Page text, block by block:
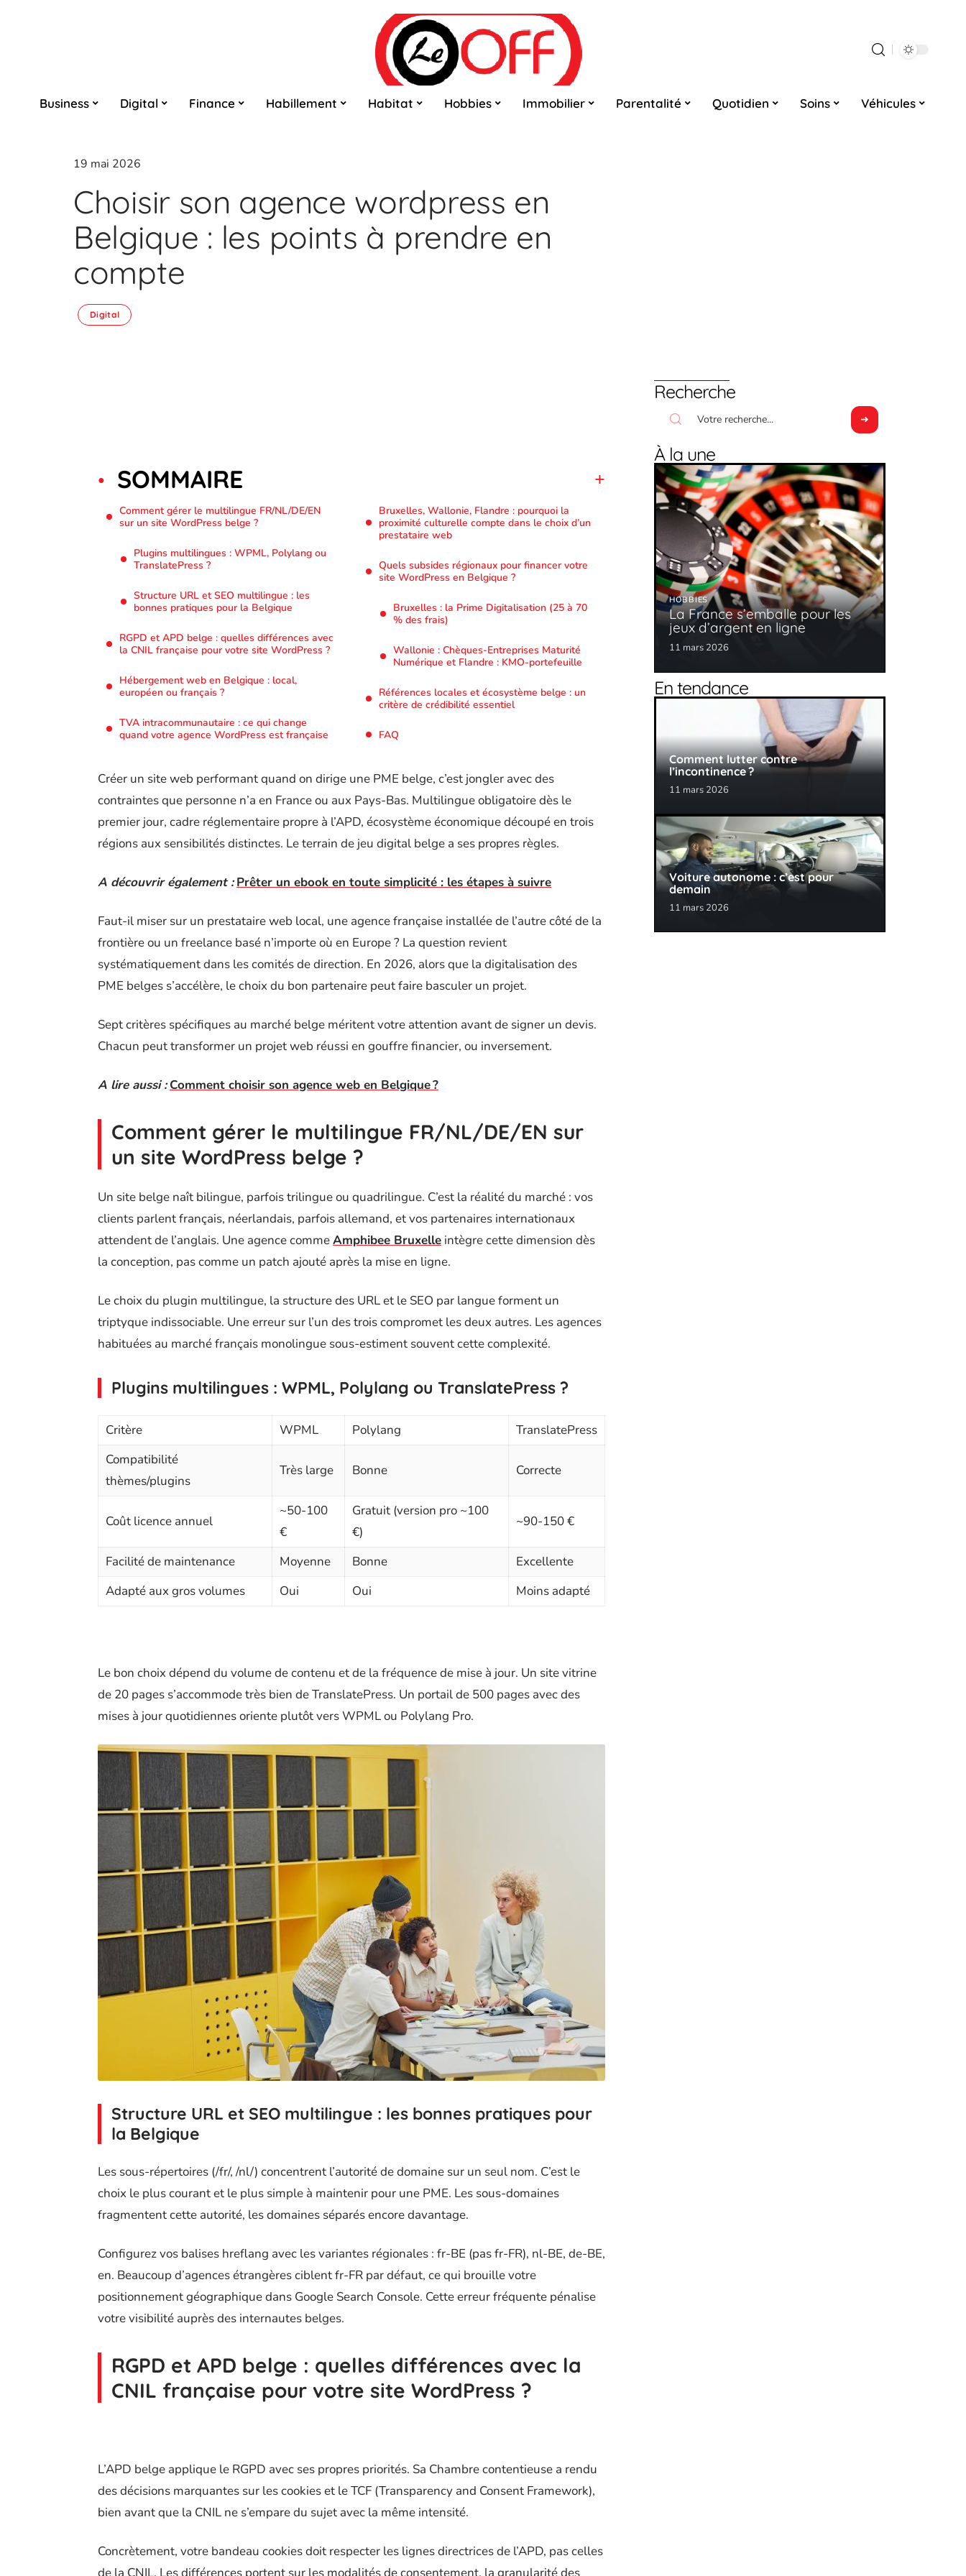
Business Digital Finance Habillement Habitat Hobbies Immobilier Parentalité Quotidien Soins Véhicules
19 mai 2026
Choisir son agence wordpress en
Belgique : les points à prendre en
compte
Digital
SOMMAIRE
Comment gérer le multilingue FR/NL/DE/EN
sur un site WordPress belge ?
Plugins multilingues : WPML, Polylang ou
TranslatePress ?
Structure URL et SEO multilingue : les
bonnes pratiques pour la Belgique
RGPD et APD belge : quelles différences avec
la CNIL française pour votre site WordPress ?
Hébergement web en Belgique : local,
européen ou français ?
TVA intracommunautaire : ce qui change
quand votre agence WordPress est française
Bruxelles, Wallonie, Flandre : pourquoi la
proximité culturelle compte dans le choix d’un
prestataire web
Quels subsides régionaux pour financer votre
site WordPress en Belgique ?
Bruxelles : la Prime Digitalisation (25 à 70
% des frais)
Wallonie : Chèques-Entreprises Maturité
Numérique et Flandre : KMO-portefeuille
Références locales et écosystème belge : un
critère de crédibilité essentiel
FAQ
Créer un site web performant quand on dirige une PME belge, c’est jongler avec des
contraintes que personne n’a en France ou aux Pays-Bas. Multilingue obligatoire dès le
premier jour, cadre réglementaire propre à l’APD, écosystème économique découpé en trois
régions aux sensibilités distinctes. Le terrain de jeu digital belge a ses propres règles.
A découvrir également : Prêter un ebook en toute simplicité : les étapes à suivre
Faut-il miser sur un prestataire web local, une agence française installée de l’autre côté de la
frontière ou un freelance basé n’importe où en Europe ? La question revient
systématiquement dans les comités de direction. En 2026, alors que la digitalisation des
PME belges s’accélère, le choix du bon partenaire peut faire basculer un projet.
Sept critères spécifiques au marché belge méritent votre attention avant de signer un devis.
Chacun peut transformer un projet web réussi en gouffre financier, ou inversement.
A lire aussi : Comment choisir son agence web en Belgique ?
Comment gérer le multilingue FR/NL/DE/EN sur
un site WordPress belge ?
Un site belge naît bilingue, parfois trilingue ou quadrilingue. C’est la réalité du marché : vos
clients parlent français, néerlandais, parfois allemand, et vos partenaires internationaux
attendent de l’anglais. Une agence commeAmphibee Bruxelle intègre cette dimension dès
la conception, pas comme un patch ajouté après la mise en ligne.
Le choix du plugin multilingue, la structure des URL et le SEO par langue forment un
triptyque indissociable. Une erreur sur l’un des trois compromet les deux autres. Les agences
habituées au marché français monolingue sous-estiment souvent cette complexité.
Plugins multilingues : WPML, Polylang ou TranslatePress ?
Critère WPML Polylang
TranslatePress
Compatibilité
thèmes/plugins
Très large Bonne Correcte
Coût licence annuel
~50-100
€
Gratuit (version pro ~100
€)
~90-150 €
Facilité de maintenance Moyenne Bonne
Excellente
Adapté aux gros volumes
Oui Oui Moins adapté
Le bon choix dépend du volume de contenu et de la fréquence de mise à jour. Un site vitrine
de 20 pages s’accommode très bien de TranslatePress. Un portail de 500 pages avec des
mises à jour quotidiennes oriente plutôt vers WPML ou Polylang Pro.
Structure URL et SEO multilingue : les bonnes pratiques pour
la Belgique
Les sous-répertoires (/fr/, /nl/) concentrent l’autorité de domaine sur un seul nom. C’est le
choix le plus courant et le plus simple à maintenir pour une PME. Les sous-domaines
fragmentent cette autorité, les domaines séparés encore davantage.
Configurez vos balises hreflang avec les variantes régionales : fr-BE (pas fr-FR), nl-BE, de-BE,
en. Beaucoup d’agences étrangères ciblent fr-FR par défaut, ce qui brouille votre
positionnement géographique dans Google Search Console. Cette erreur fréquente pénalise
votre visibilité auprès des internautes belges.
RGPD et APD belge : quelles différences avec la
CNIL française pour votre site WordPress ?
L’APD belge applique le RGPD avec ses propres priorités. Sa Chambre contentieuse a rendu
des décisions marquantes sur les cookies et le TCF (Transparency and Consent Framework),
bien avant que la CNIL ne s’empare du sujet avec la même intensité.
Concrètement, votre bandeau cookies doit respecter les lignes directrices de l’APD, pas celles
Recherche
À la une
HOBBIES
La France s’emballe pour les
jeux d’argent en ligne
11 mars 2026
En tendance
Comment lutter contre
l’incontinence ?
11 mars 2026
Voiture autonome : c’est pour
demain
11 mars 2026